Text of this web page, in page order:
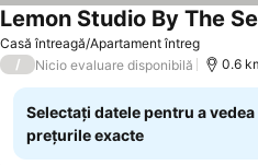
Casă întreagă/Apartament întreg
Lemon Studio By The
/ Nicio evaluare disponibilă 0.6
Selectați datele pentru a vedea
prețurile exacte